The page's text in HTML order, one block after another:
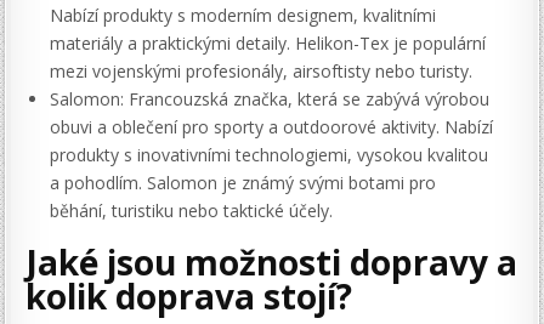
Nabízí produkty s moderním designem, kvalitními
materiály a praktickými detaily. Helikon-Tex je populární
mezi vojenskými profesionály, airsoftisty nebo turisty.
Salomon: Francouzská značka, která se zabývá výrobou
obuvi a oblečení pro sporty a outdoorové aktivity. Nabízí
produkty s inovativními technologiemi, vysokou kvalitou
a pohodlím. Salomon je známý svými botami pro
běhání, turistiku nebo taktické účely.
Jaké jsou možnosti dopravy a
kolik doprava stojí?